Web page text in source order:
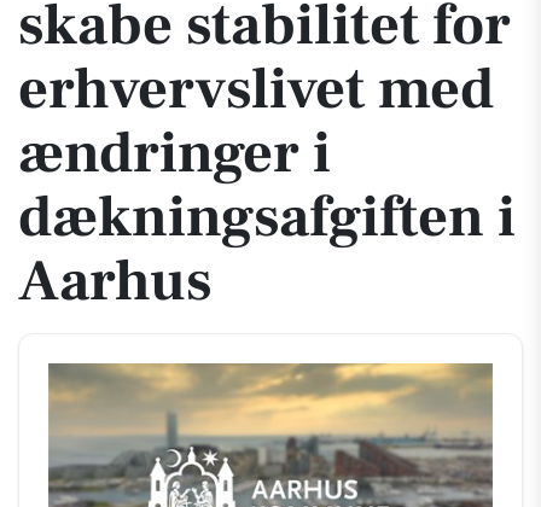
skabe stabilitet for
erhvervslivet med
ændringer i
dækningsafgiften i
Aarhus